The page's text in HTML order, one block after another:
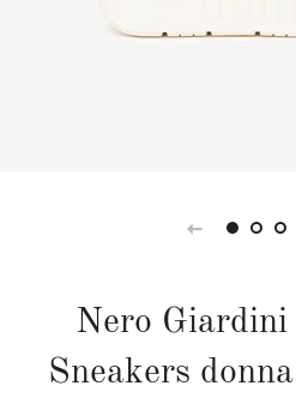
Nero
Sneakers